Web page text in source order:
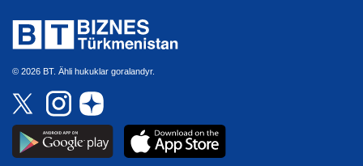
© 2026 BT. Ähli hukuklar goralandyr.